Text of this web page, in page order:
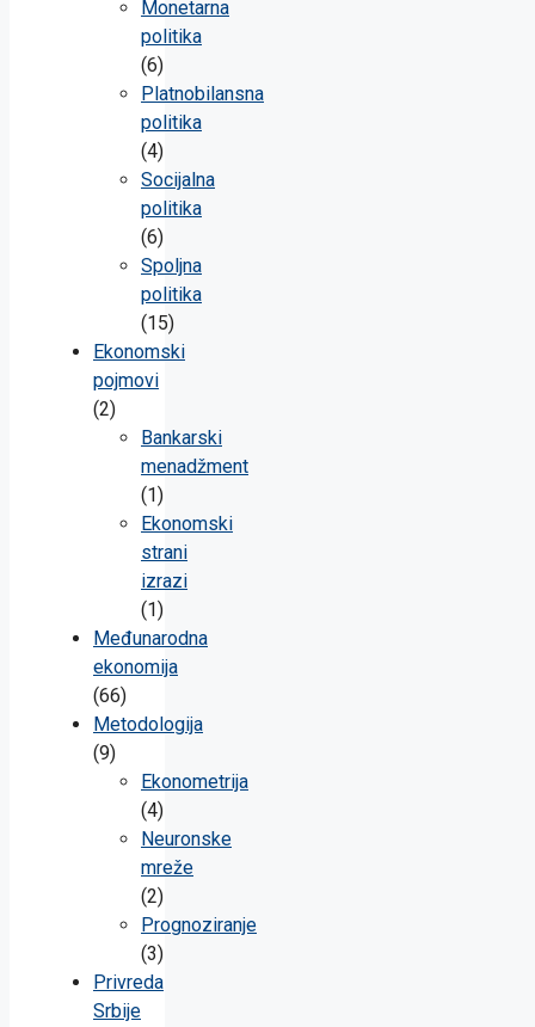
Monetarna
politika
(6)
Platnobilansna
politika
(4)
Socijalna
politika
(6)
Spoljna
politika
(15)
Ekonomski
pojmovi
(2)
Bankarski
menadžment
(1)
Ekonomski
strani
izrazi
(1)
Međunarodna
ekonomija
(66)
Metodologija
(9)
Ekonometrija
(4)
Neuronske
mreže
(2)
Prognoziranje
(3)
Privreda
Srbije